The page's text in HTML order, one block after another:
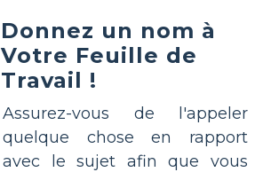
Donnez un nom à
Votre Feuille de
Travail !
Assurez-vous de l'appeler
quelque chose en rapport
avec le sujet afin que vous